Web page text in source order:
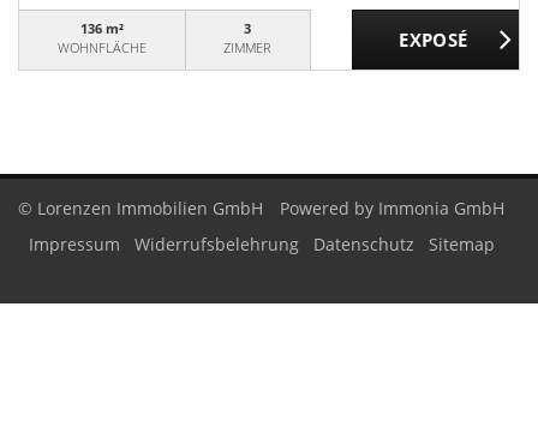
136 m²
WOHNFLÄCHE
3
ZIMMER
© Lorenzen Immobilien GmbH
Powered by Immonia GmbH
Impressum
Widerrufsbelehrung Datenschutz Sitemap